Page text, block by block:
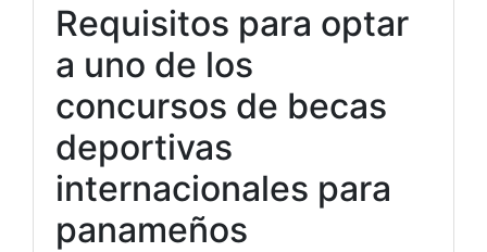
Requisitos para optar
a uno de los
concursos de becas
deportivas
internacionales para
panameños